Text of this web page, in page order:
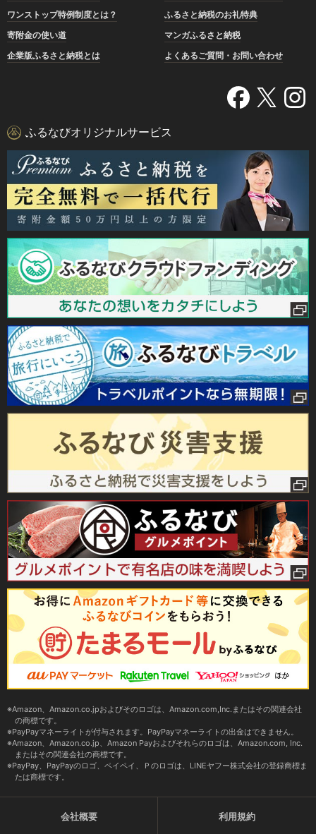
ワンストップ特例制度とは？
ふるさと納税のお礼特典
寄附金の使い道
マンガふるさと納税
企業版ふるさと納税とは
よくあるご質問・お問い合わせ
ふるなびオリジナルサービス
Amazon、Amazon.co.jpおよびそのロゴは、Amazon.com,Inc.またはその関連会社
の商標です。
PayPayマネーライトが付与されます。PayPayマネーライトの出金はできません。
Amazon、Amazon.co.jp、Amazon Payおよびそれらのロゴは、Amazon.com, Inc.
またはその関連会社の商標です。
PayPay、PayPayのロゴ、ペイペイ、Ｐのロゴは、LINEヤフー株式会社の登録商標ま
たは商標です。
会社概要 利用規約